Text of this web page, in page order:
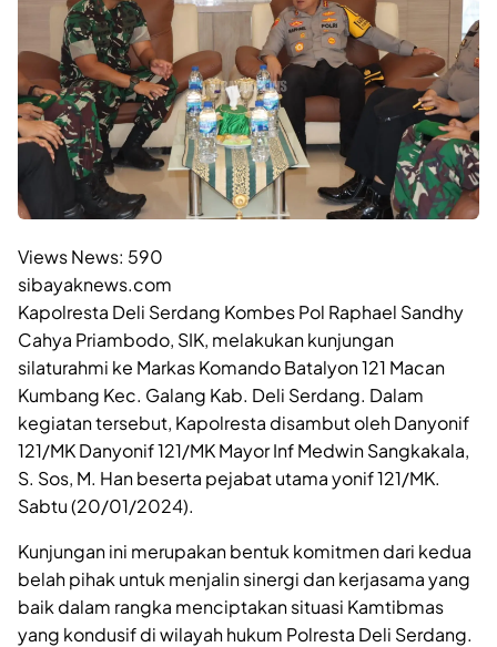
Views News: 590
sibayaknews.com
Kapolresta Deli Serdang Kombes Pol Raphael Sandhy
Cahya Priambodo, SIK, melakukan kunjungan
silaturahmi ke Markas Komando Batalyon 121 Macan
Kumbang Kec. Galang Kab. Deli Serdang. Dalam
kegiatan tersebut, Kapolresta disambut oleh Danyonif
121/MK Danyonif 121/MK Mayor Inf Medwin Sangkakala,
S. Sos, M. Han beserta pejabat utama yonif 121/MK.
Sabtu (20/01/2024).
Kunjungan ini merupakan bentuk komitmen dari kedua
belah pihak untuk menjalin sinergi dan kerjasama yang
baik dalam rangka menciptakan situasi Kamtibmas
yang kondusif di wilayah hukum Polresta Deli Serdang.